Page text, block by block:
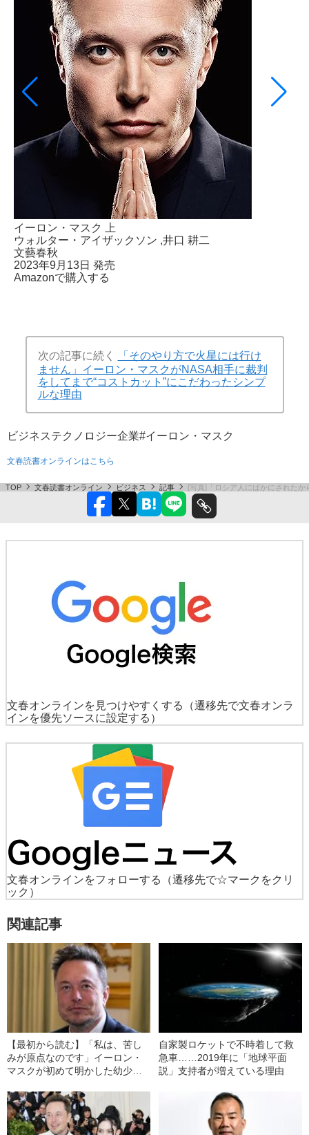
イーロン・マスク 上
ウォルター・アイザックソン ,井口 耕二
文藝春秋
2023年9月13日 発売
Amazonで購入する
次の記事に続く
「そのやり方で火星には行け
ません」イーロン・マスクがNASA相手に裁判
をしてまで“コストカット”にこだわったシンプ
ルな理由
ビジネステクノロジー企業#イーロン・マスク
文春読書オンラインはこちら
TOP 文春読書オンライン ビジネス 記事 [写真]「ロシア人にばかにされた
文春オンラインを見つけやすくする
（遷移先で文春オンラ
インを優先ソースに設定する）
文春オンラインをフォローする
（遷移先で☆マークをクリ
ック）
関連記事
【最初から読む】「私は、苦し
みが原点なのです」イーロン・
マスクが初めて明かした幼少期
自家製ロケットで不時着して救
急車……2019年に「地球平面
説」支持者が増えている理由